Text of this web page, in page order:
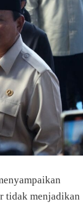
tidak menjadikan